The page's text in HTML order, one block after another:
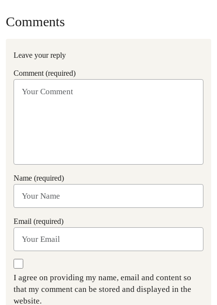
Comments
Leave your reply
Comment (required)
Name (required)
Email (required)
I agree on providing my name, email and content so
that my comment can be stored and displayed in the
website.